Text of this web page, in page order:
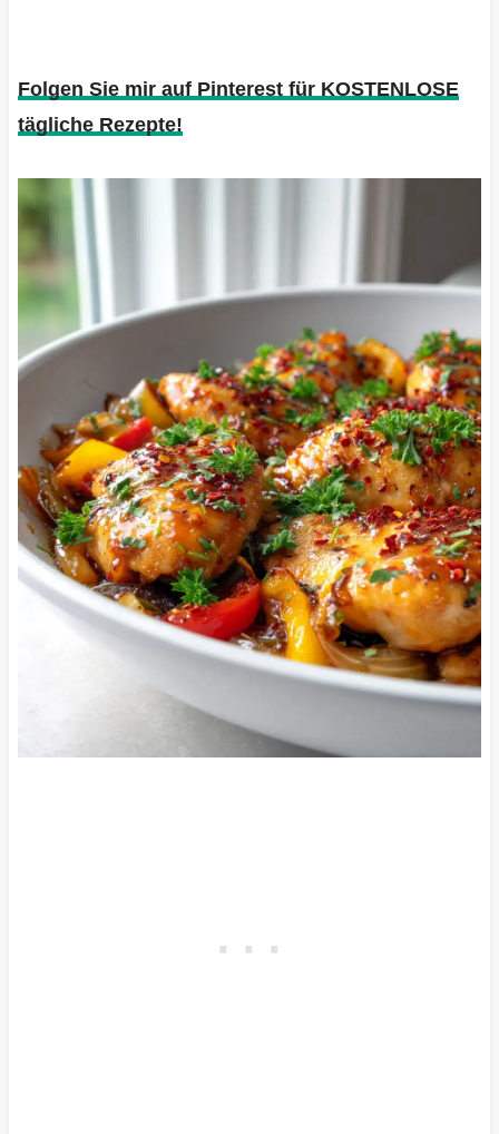
Folgen Sie mir auf Pinterest für KOSTENLOSE
tägliche Rezepte!